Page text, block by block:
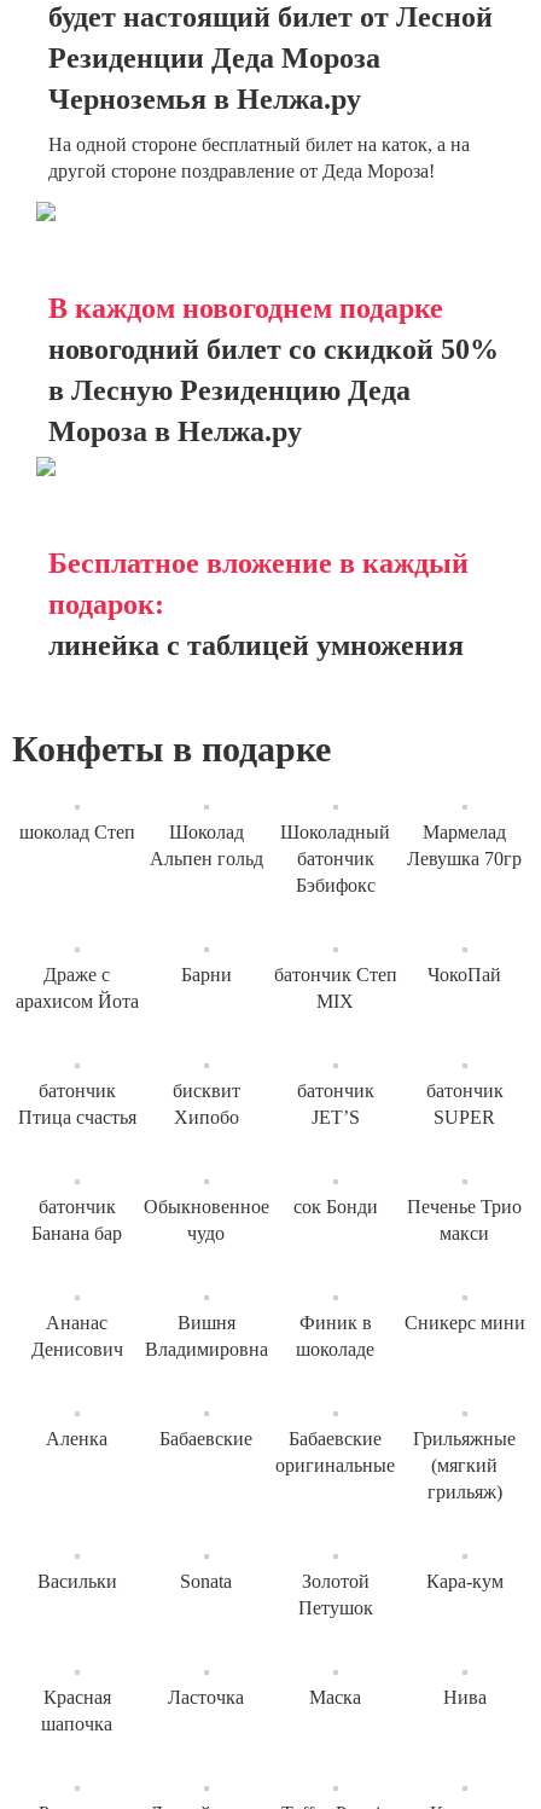
будет настоящий билет от Лесной
Резиденции Деда Мороза
Черноземья в Нелжа.ру
На одной стороне бесплатный билет на каток, а на
другой стороне поздравление от Деда Мороза!
В каждом новогоднем подарке
новогодний билет со скидкой 50%
в Лесную Резиденцию Деда
Мороза в Нелжа.ру
Бесплатное вложение в каждый
подарок:
линейка с таблицей умножения
Конфеты в подарке
шоколад Степ
Шоколад
Альпен гольд
Шоколадный
батончик
Бэбифокс
Мармелад
Левушка 70гр
Драже с
арахисом Йота
Барни
батончик Степ
MIX
ЧокоПай
батончик
Птица счастья
бисквит
Хипобо
батончик
JET’S
батончик
SUPER
батончик
Банана бар
Обыкновенное
чудо
сок Бонди
Печенье Трио
макси
Ананас
Денисович
Вишня
Владимировна
Финик в
шоколаде
Сникерс мини
Аленка Бабаевские
Бабаевские
оригинальные
Грильяжные
(мягкий
грильяж)
Васильки Sonata
Золотой
Петушок
Кара-кум
Красная
шапочка
Ласточка Маска Нива